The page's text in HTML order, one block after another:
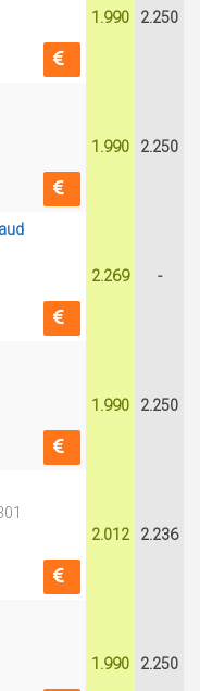
1.990 2.250
1.990 2.250
2.269 -
1.990 2.250
2.012 2.236
1.990 2.250